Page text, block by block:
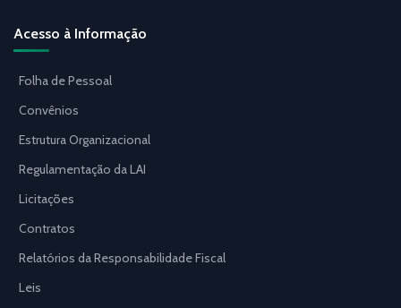
Acesso à Informação
Folha de Pessoal
Convênios
Estrutura Organizacional
Regulamentação da LAI
Licitações
Contratos
Relatórios da Responsabilidade Fiscal
Leis